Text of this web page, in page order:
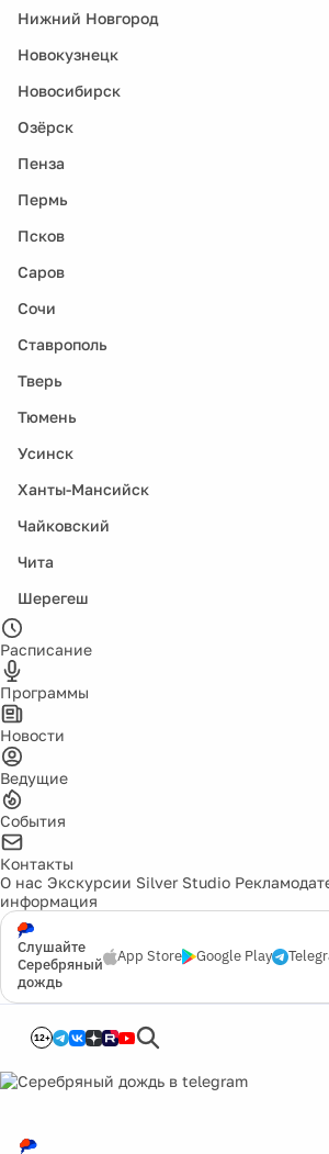
Нижний Новгород
Новокузнецк
Новосибирск
Озёрск
Пенза
Пермь
Псков
Саров
Сочи
Ставрополь
Тверь
Тюмень
Усинск
Ханты-Мансийск
Чайковский
Чита
Шерегеш
Расписание
Программы
Новости
Ведущие
События
Контакты
О нас Экскурсии Silver Studio
информация
Слушайте
Серебряный
дождь
App Store Google Play
12+